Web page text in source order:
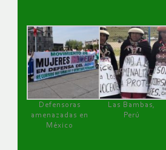
Defensoras
amenazadas en
México
Las Bambas,
Perú